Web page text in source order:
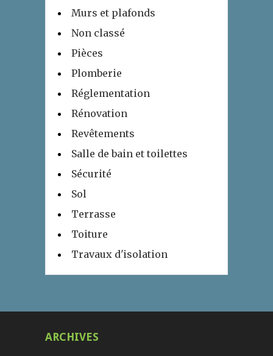
Murs et plafonds
Non classé
Pièces
Plomberie
Réglementation
Rénovation
Revêtements
Salle de bain et toilettes
Sécurité
Sol
Terrasse
Toiture
Travaux d'isolation
ARCHIVES